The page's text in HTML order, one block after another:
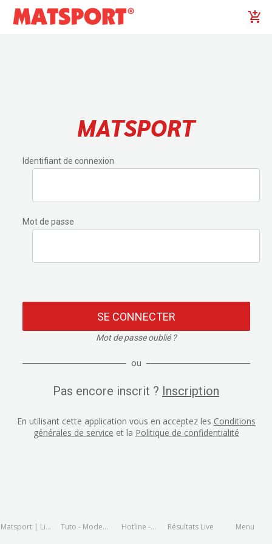
MATSPORT
Identifiant de connexion
Mot de passe
SE CONNECTER
Mot de passe oublié ?
ou
Pas encore inscrit ? Inscription
En utilisant cette application vous en acceptez les Conditions
générales de service et la Politique de confidentialité
Matsport | Live
Tuto - Mode
Hotline -
Résultats Live Menu